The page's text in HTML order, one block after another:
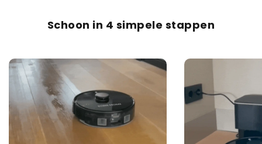
Schoon in 4 simpele stappen